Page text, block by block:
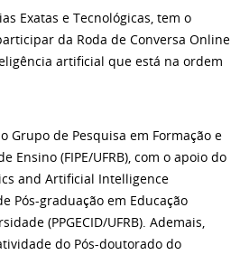
Exatas e Tecnológicas, tem o
da Roda de Conversa Online
artificial que está na ordem
Grupo de Pesquisa em Formação e
Ensino (FIPE/UFRB), com o apoio do
and Artificial Intelligence
Pós-graduação em Educação
(PPGECID/UFRB). Ademais,
do Pós-doutorado do